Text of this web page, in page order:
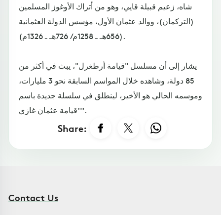
شاه، زعيم قبيلة قايي، وهو من أتراك الأوغوز المسلمين
(التركمان)، ووالد عثمان الأول، مؤسس الدولة العثمانية
(656هـ ـ 1258م/ 726هـ ـ 1326م).
يشار إلى أن مسلسل "قيامة أرطغرل"، يبث في أكثر من
85 دولة، وشاهده خلال المواسم السابقة نحو 3 مليارات،
وموسمه الحالي هو الأخير، لينطلق في سلسلة جديدة باسم
"قيامة عثمان غازي".
Share:
Contact Us